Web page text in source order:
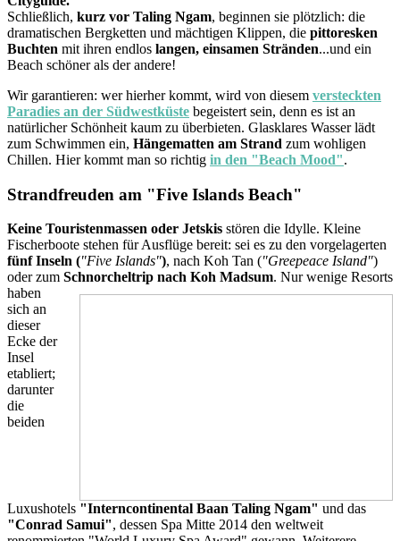
Schließlich, kurz vor Taling Ngam, beginnen sie plötzlich: die
dramatischen Bergketten und mächtigen Klippen, die pittoresken
Buchten mit ihren endlos langen, einsamen Stränden...und ein
Beach schöner als der andere!
Wir garantieren: wer hierher kommt, wird von diesem versteckten
Paradies an der Südwestküste begeistert sein, denn es ist an
natürlicher Schönheit kaum zu überbieten. Glasklares Wasser lädt
zum Schwimmen ein, Hängematten am Strand zum wohligen
Chillen. Hier kommt man so richtig in den "Beach Mood".
Strandfreuden am "Five Islands Beach"
Keine Touristenmassen oder Jetskis stören die Idylle. Kleine
Fischerboote stehen für Ausflüge bereit: sei es zu den vorgelagerten
fünf Inseln ("Five Islands"), nach Koh Tan ("Greepeace Island")
oder zum Schnorcheltrip nach Koh Madsum. Nur wenige Resorts
haben
sich an
dieser
Ecke der
Insel
etabliert;
darunter
die
beiden
Luxushotels "Interncontinental Baan Taling Ngam" und das
"Conrad Samui", dessen Spa Mitte 2014 den weltweit